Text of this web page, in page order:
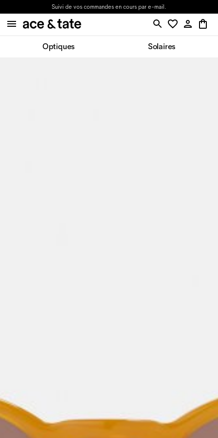
Suivi de vos commandes en cours par e-mail.
Optiques Solaires